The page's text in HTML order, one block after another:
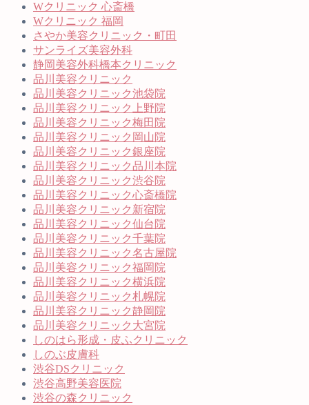
Wクリニック 心斎橋
Wクリニック 福岡
さやか美容クリニック・町田
サンライズ美容外科
静岡美容外科橋本クリニック
品川美容クリニック
品川美容クリニック池袋院
品川美容クリニック上野院
品川美容クリニック梅田院
品川美容クリニック岡山院
品川美容クリニック銀座院
品川美容クリニック品川本院
品川美容クリニック渋谷院
品川美容クリニック心斎橋院
品川美容クリニック新宿院
品川美容クリニック仙台院
品川美容クリニック千葉院
品川美容クリニック名古屋院
品川美容クリニック福岡院
品川美容クリニック横浜院
品川美容クリニック札幌院
品川美容クリニック静岡院
品川美容クリニック大宮院
しのはら形成・皮ふクリニック
しのぶ皮膚科
渋谷DSクリニック
渋谷高野美容医院
渋谷の森クリニック